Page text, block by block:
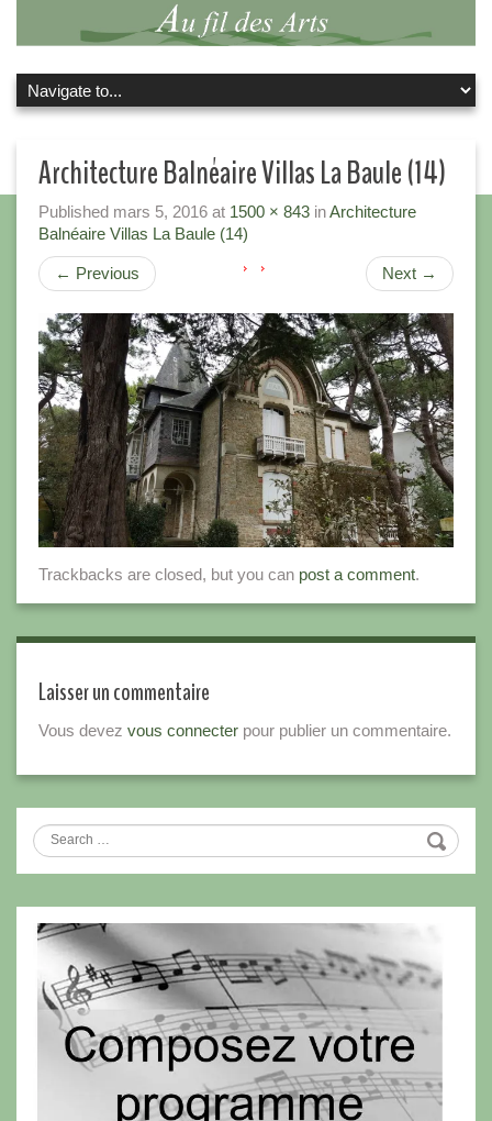
Architecture Balnéaire Villas La Baule (14)
Published mars 5, 2016 at 1500 × 843 inArchitecture
Balnéaire Villas La Baule (14)
← Previous Next →
Trackbacks are closed, but you can post a comment.
Laisser un commentaire
Vous devez vous connecter pour publier un commentaire.
Search